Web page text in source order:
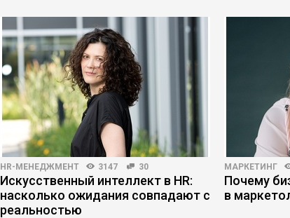
HR-МЕНЕДЖМЕНТ 3147 30
Искусственный интеллект в HR:
насколько ожидания совпадают с
реальностью
МАРКЕТИНГ
Почему
в